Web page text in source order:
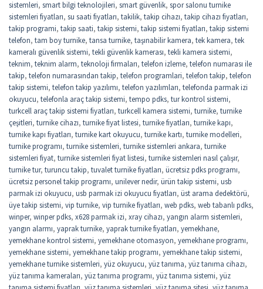
sistemleri, smart bilgi teknolojileri, smart güvenlik, spor salonu turnike
sistemleri fiyatları, su saati fiyatları, takilik, takip cihazı, takip cihazı fiyatları,
takip programi, takip saati, takip sistemi, takip sistemi fiyatları, takip sistemi
telefon, tam boy turnike, tansa turnike, taşınabilir kamera, tek kamera, tek
kameralı güvenlik sistemi, tekli güvenlik kamerası, tekli kamera sistemi,
teknim, teknim alarm, teknoloji firmaları, telefon izleme, telefon numarası ile
takip, telefon numarasından takip, telefon programlari, telefon takip, telefon
takip sistemi, telefon takip yazılımı, telefon yazılımları, telefonda parmak izi
okuyucu, telefonla araç takip sistemi, tempo pdks, tur kontrol sistemi,
turkcell araç takip sistemi fiyatları, turkcell kamera sistemi, turnike, turnike
çeşitleri, turnike cihazı, turnike fiyat listesi, turnike fiyatları, turnike kapı,
turnike kapı fiyatları, turnike kart okuyucu, turnike kartı, turnike modelleri,
turnike programı, turnike sistemleri, turnike sistemleri ankara, turnike
sistemleri fiyat, turnike sistemleri fiyat listesi, turnike sistemleri nasıl çalışır,
turnike tur, turuncu takip, tuvalet turnike fiyatları, ücretsiz pdks programı,
ücretsiz personel takip programı, unilever nedir, ürün takip sistemi, usb
parmak izi okuyucu, usb parmak izi okuyucu fiyatları, üst arama dedektörü,
üye takip sistemi, vip turnike, vip turnike fiyatları, web pdks, web tabanlı pdks,
winper, winper pdks, x628 parmak izi, xray cihazı, yangın alarm sistemleri,
yangın alarmı, yaprak turnike, yaprak turnike fiyatları, yemekhane,
yemekhane kontrol sistemi, yemekhane otomasyon, yemekhane programı,
yemekhane sistemi, yemekhane takip programı, yemekhane takip sistemi,
yemekhane turnike sistemleri, yüz okuyucu, yüz tanıma, yüz tanıma cihazı,
yüz tanıma kameraları, yüz tanıma programı, yüz tanıma sistemi, yüz